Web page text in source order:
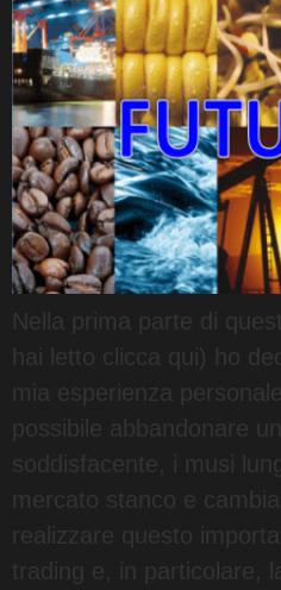
Nella prima parte di
hai letto clicca qui) ho
mia esperienza
possibile abbandonare
soddisfacente, i musi
mercato stanco e
realizzare questo